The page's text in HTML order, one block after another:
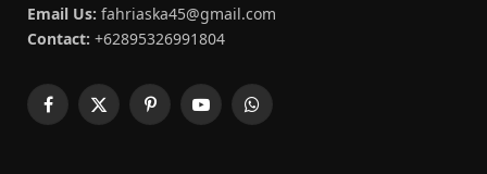
Email Us: fahriaska45@gmail.com
Contact: +62895326991804
Facebook
X
PinterestYouTubeWhatsApp